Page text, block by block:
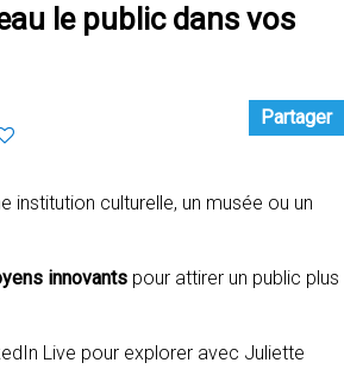
le public dans vos
Partager
institution culturelle, un musée ou un
innovants pour attirer un public plus
Live pour explorer avec Juliette